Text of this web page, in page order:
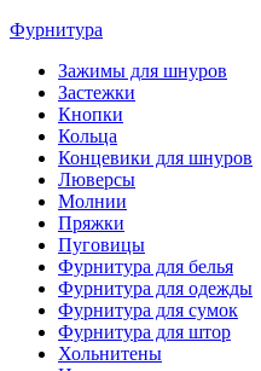
Фурнитура
Зажимы для шнуров
Застежки
Кнопки
Кольца
Концевики для шнуров
Люверсы
Молнии
Пряжки
Пуговицы
Фурнитура для белья
Фурнитура для одежды
Фурнитура для сумок
Фурнитура для штор
Хольнитены